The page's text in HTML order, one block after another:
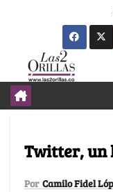
Twitter, un
Por Camilo Fidel